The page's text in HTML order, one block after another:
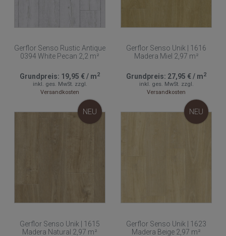
Gerflor Senso Rustic Antique
0394 White Pecan 2,2 m²
Grundpreis: 19,95 €/ m2
inkl. ges. MwSt. zzgl.
Versandkosten
Gerflor Senso Unik | 1616
Madera Miel 2,97 m²
Grundpreis: 27,95 €/ m2
inkl. ges. MwSt. zzgl.
Versandkosten
NEU
Gerflor Senso Unik | 1615
Madera Natural 2,97 m²
NEU
Gerflor Senso Unik | 1623
Madera Beige 2,97 m²